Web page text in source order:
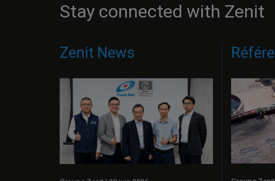
Stay connected with Zenit
Zenit News